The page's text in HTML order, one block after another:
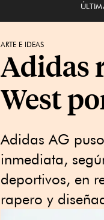
ARTE E IDEAS
Adidas
West
Adidas AG
inmediata,
deportivos, en
rapero y